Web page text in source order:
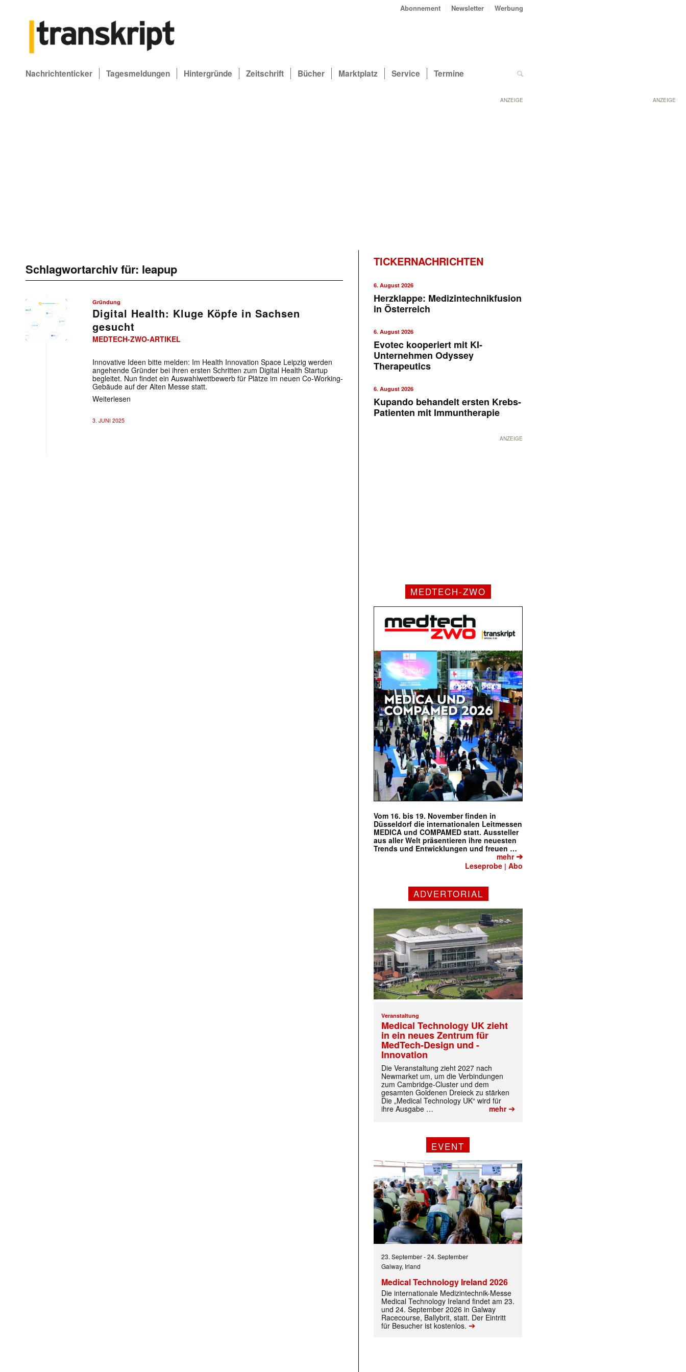
ANZEIGE
Abonnement Newsletter Werbung
Nachrichtenticker Tagesmeldungen Hintergründe Zeitschrift Bücher Marktplatz Service Termine
ANZEIGE
Schlagwortarchiv für: leapup
Gründung
Digital Health: Kluge Köpfe in Sachsen
gesucht
MEDTECH-ZWO-ARTIKEL
Innovative Ideen bitte melden: Im Health Innovation Space Leipzig werden
angehende Gründer bei ihren ersten Schritten zum Digital Health Startup
begleitet. Nun findet ein Auswahlwettbewerb für Plätze im neuen Co-Working-
Gebäude auf der Alten Messe statt.
Weiterlesen
3. JUNI 2025
TICKERNACHRICHTEN
6. August 2026
Herzklappe: Medizintechnikfusion
in Österreich
6. August 2026
Evotec kooperiert mit KI-
Unternehmen Odyssey
Therapeutics
6. August 2026
Kupando behandelt ersten Krebs-
Patienten mit Immuntherapie
ANZEIGE
MEDTECH-ZWO
Vom 16. bis 19. November finden in
Düsseldorf die internationalen Leitmessen
MEDICA und COMPAMED statt. Aussteller
aus aller Welt präsentieren ihre neuesten
Trends und Entwicklungen und freuen …
mehr➔
Leseprobe |Abo
ADVERTORIAL
Veranstaltung
Medical Technology UK zieht
in ein neues Zentrum für
MedTech-Design und -
Innovation
Die Veranstaltung zieht 2027 nach
Newmarket um, um die Verbindungen
zum Cambridge-Cluster und dem
gesamten Goldenen Dreieck zu stärken
Die „Medical Technology UK“ wird für
ihre Ausgabe …
mehr➔
EVENT
23. September-24. September
Galway, Irland
Medical Technology Ireland 2026
Die internationale Medizintechnik-Messe
Medical Technology Ireland findet am 23.
und 24. September 2026 in Galway
Racecourse, Ballybrit, statt. Der Eintritt
für Besucher ist kostenlos. ➔